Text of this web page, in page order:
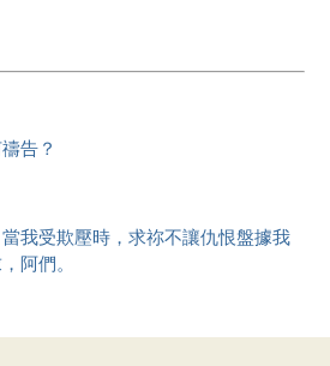
告？
我受欺壓時，求祢不讓仇恨盤據我
阿們。